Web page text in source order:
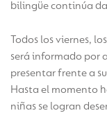
bilingüe continúa
Todos los viernes,
será informado por
presentar frente a su
Hasta el momento
niñas se logran